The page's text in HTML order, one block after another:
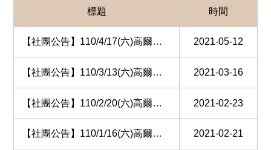
標題 時間
【社團公告】110/4/17(六)高爾夫球隊第十屆會長盃暨第10次例賽花絮 2021-05-12
【社團公告】110/3/13(六)高爾夫球隊第十屆第9次例賽花絮 2021-03-16
【社團公告】110/2/20(六)高爾夫球隊第十屆第8次例賽花絮 2021-02-23
【社團公告】110/1/16(六)高爾夫球隊第十屆第7次例賽花絮 2021-02-21